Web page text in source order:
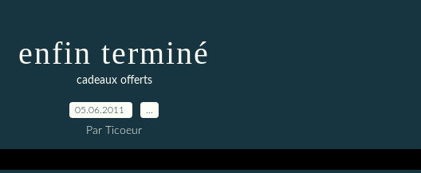
enfin terminé
cadeaux offerts
05.06.2011
Par Ticoeur